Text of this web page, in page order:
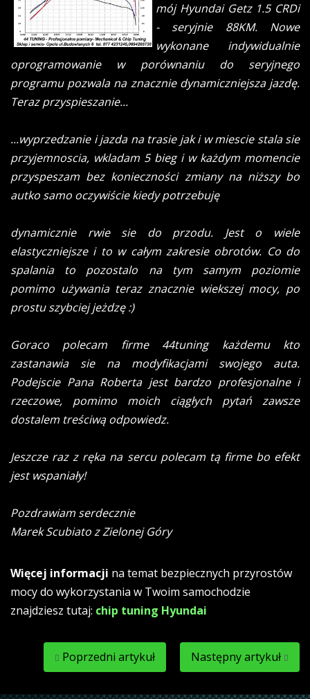
mój Hyundai Getz 1.5 CRDi
- seryjnie 88KM. Nowe
wykonane indywidualnie
oprogramowanie w porównaniu do seryjnego
programu pozwala na znacznie dynamiczniejsza jazdę.
Teraz przyspieszanie...
...wyprzedzanie i jazda na trasie jak i w miescie stala sie
przyjemnoscia, wkladam 5 bieg i w każdym momencie
przyspeszam bez konieczności zmiany na niższy bo
autko samo oczywiście kiedy potrzebuję
dynamicznie rwie sie do przodu. Jest o wiele
elastyczniejsze i to w całym zakresie obrotów. Co do
spalania to pozostalo na tym samym poziomie
pomimo używania teraz znacznie wiekszej mocy, po
prostu szybciej jeżdzę :)
Goraco polecam firme 44tuning każdemu kto
zastanawia sie na modyfikacjami swojego auta.
Podejscie Pana Roberta jest bardzo profesjonalne i
rzeczowe, pomimo moich ciągłych pytań zawsze
dostalem treściwą odpowiedz.
Jeszcze raz z ręka na sercu polecam tą firme bo efekt
jest wspaniały!
Pozdrawiam serdecznie
Marek Scubiato z Zielonej Góry
Więcej informacji na temat bezpiecznych przyrostów
mocy do wykorzystania w Twoim samochodzie
znajdziesz tutaj: chip tuning Hyundai
Poprzedni artykuł Następny artykuł